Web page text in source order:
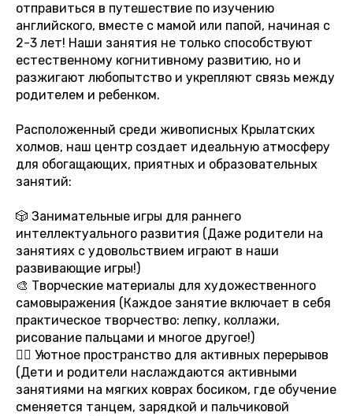
отправиться в путешествие по изучению
английского, вместе с мамой или папой, начиная с
2-3 лет! Наши занятия не только способствуют
естественному когнитивному развитию, но и
разжигают любопытство и укрепляют связь между
родителем и ребенком.
Расположенный среди живописных Крылатских
холмов, наш центр создает идеальную атмосферу
для обогащающих, приятных и образовательных
занятий:
🎲 Занимательные игры для раннего
интеллектуального развития (Даже родители на
занятиях с удовольствием играют в наши
развивающие игры!)
🎨 Творческие материалы для художественного
самовыражения (Каждое занятие включает в себя
практическое творчество: лепку, коллажи,
рисование пальцами и многое другое!)
🤸‍♂️ Уютное пространство для активных перерывов
(Дети и родители наслаждаются активными
занятиями на мягких коврах босиком, где обучение
сменяется танцем, зарядкой и пальчиковой